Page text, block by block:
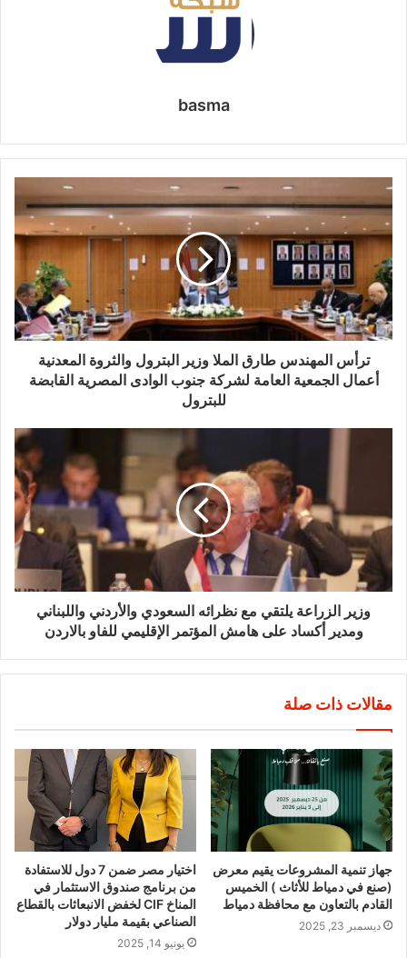
basma
ترأس المهندس طارق الملا وزير البترول والثروة المعدنية
أعمال الجمعية العامة لشركة جنوب الوادى المصرية القابضة
للبترول
وزير الزراعة يلتقي مع نظرائه السعودي والأردني واللبناني
ومدير أكساد على هامش المؤتمر الإقليمي للفاو بالاردن
مقالات ذات صلة
جهاز تنمية المشروعات يقيم معرض
(صنع في دمياط للأثاث ) الخميس
القادم بالتعاون مع محافظة دمياط
ديسمبر 23, 2025
اختيار مصر ضمن 7 دول للاستفادة
من برنامج صندوق الاستثمار في
المناخ CIF لخفض الانبعاثات بالقطاع
الصناعي بقيمة مليار دولار
يونيو 14, 2025